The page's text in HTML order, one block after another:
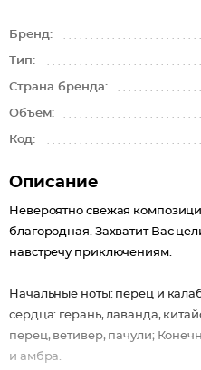
Бренд:
Тип:
Страна бренда:
Объем:
Код:
Описание
Невероятно свежая
благородная. Захватит Вас
навстречу приключениям.
Начальные ноты: перец и
сердца: герань, лаванда,
перец, ветивер, пачули;
и амбра.